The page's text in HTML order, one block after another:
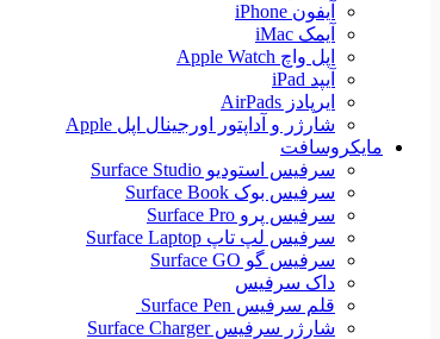
آیفون iPhone
آیمک iMac
اپل واچ Apple Watch
آیپد iPad
ایرپادز AirPads
شارژر و آداپتور اورجینال اپل Apple
مایکروسافت
سرفیس استودیو Surface Studio
سرفیس بوک Surface Book
سرفیس پرو Surface Pro
سرفیس لپ تاپ Surface Laptop
سرفیس گو Surface GO
داک سرفیس
قلم سرفیس Surface Pen
شارژر سرفیس Surface Charger